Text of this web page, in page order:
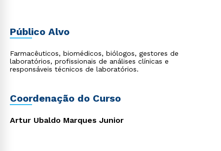
Público Alvo
Farmacêuticos, biomédicos, biólogos, gestores de
laboratórios, profissionais de análises clínicas e
responsáveis técnicos de laboratórios.
Coordenação do Curso
Artur Ubaldo Marques Junior